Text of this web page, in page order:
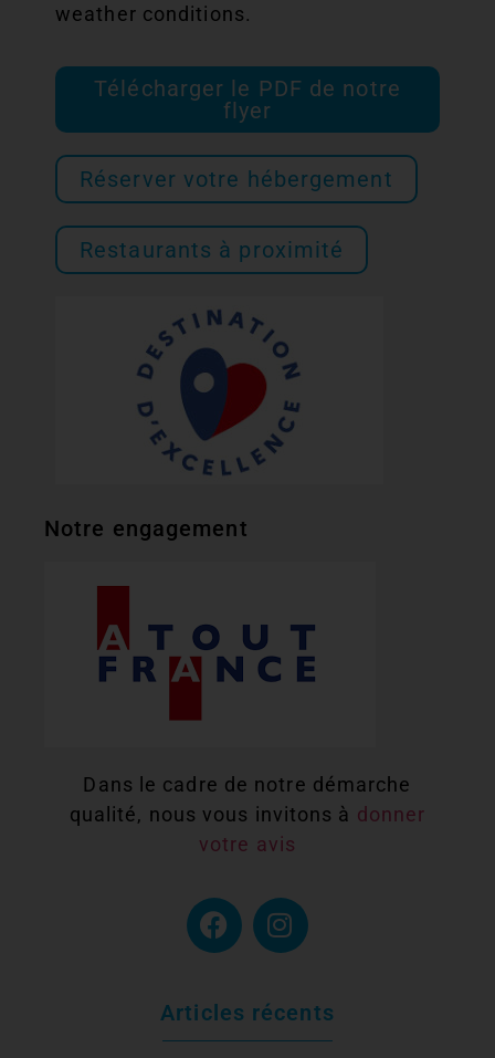
weather conditions.
Télécharger le PDF de notre
flyer
Réserver votre hébergement
Restaurants à proximité
Notre engagement
Dans le cadre de notre démarche
qualité, nous vous invitons à donner
votre avis
Articles récents